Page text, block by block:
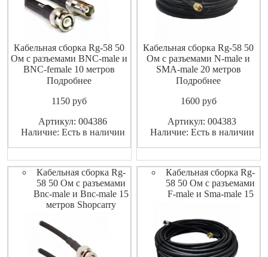
Кабельная сборка Rg-58 50
Ом с разъемами BNC-male и
BNC-female 10 метров
Подробнее
1150 pуб
Артикул: 004386
Наличие: Есть в наличии
Кабельная сборка Rg-58 50
Ом с разъемами N-male и
SMA-male 20 метров
ShopCarry
Подробнее
1600pуб
Артикул: 004383
Наличие: Есть в наличии
Кабельная сборка Rg-
58 50 Ом с разъемами
Bnc-male и Bnc-male 15
метров Shopcarry
Кабельная сборка Rg-
58 50 Ом с разъемами
F-male и Sma-male 15